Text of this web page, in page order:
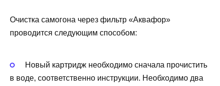
Очистка самогона через фильтр «Аквафор»
проводится следующим способом:
Новый картридж необходимо сначала прочистить
в воде, соответственно инструкции. Необходимо два